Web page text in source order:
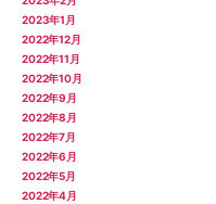
2023年1月
2022年12月
2022年11月
2022年10月
2022年9月
2022年8月
2022年7月
2022年6月
2022年5月
2022年4月